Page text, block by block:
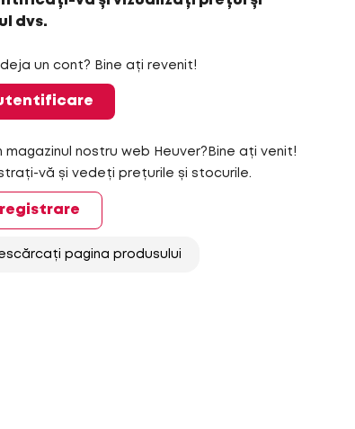
dvs.
un cont? Bine ați revenit!
magazinul nostru web Heuver?Bine ați venit!
vă și vedeți prețurile și stocurile.
pagina produsului